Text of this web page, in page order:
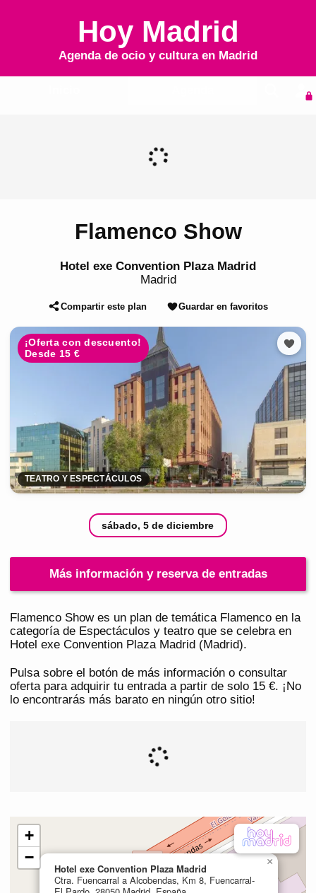
Hoy Madrid
Agenda de ocio y cultura en Madrid
Flamenco Show
Hotel exe Convention Plaza Madrid
Madrid
Compartir este plan Guardar en favoritos
¡Oferta con descuento!
Desde 15 €
TEATRO Y ESPECTÁCULOS
sábado, 5 de diciembre
Más información y reserva de entradas
Flamenco Show es un plan de temática Flamenco en la
categoría de Espectáculos y teatro que se celebra en
Hotel exe Convention Plaza Madrid (Madrid).
Pulsa sobre el botón de más información o consultar
oferta para adquirir tu entrada a partir de solo 15 €. ¡No
lo encontrarás más barato en ningún otro sitio!